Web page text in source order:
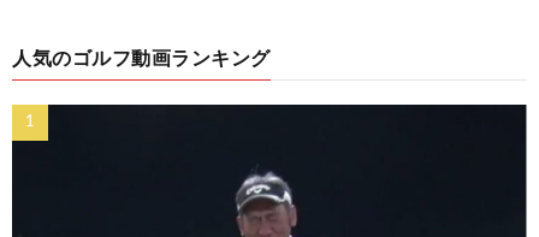
人気のゴルフ動画ランキング